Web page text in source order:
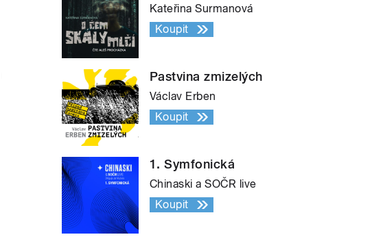
Kateřina Surmanová
Koupit
Pastvina zmizelých
Václav Erben
Koupit
1. Symfonická
Chinaski a SOČR live
Koupit